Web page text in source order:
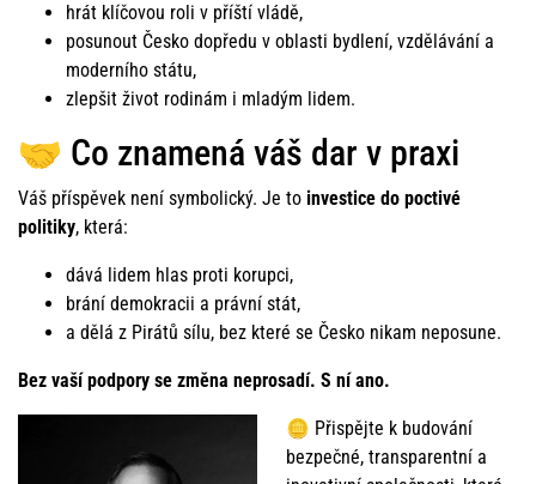
hrát klíčovou roli v příští vládě,
posunout Česko dopředu v oblasti bydlení, vzdělávání a
moderního státu,
zlepšit život rodinám i mladým lidem.
🤝 Co znamená váš dar v praxi
Váš příspěvek není symbolický. Je to investice do poctivé
politiky, která:
dává lidem hlas proti korupci,
brání demokracii a právní stát,
a dělá z Pirátů sílu, bez které se Česko nikam neposune.
Bez vaší podpory se změna neprosadí. S ní ano.
🪙 Přispějte k budování
bezpečné, transparentní a